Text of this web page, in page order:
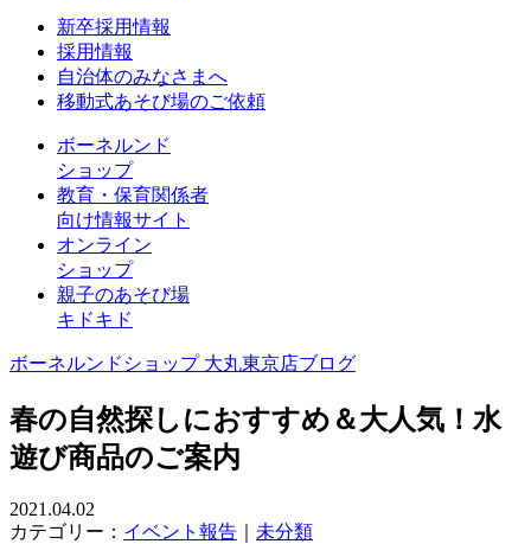
新卒採用情報
採用情報
自治体のみなさまへ
移動式あそび場のご依頼
ボーネルンド
ショップ
教育・保育関係者
向け情報サイト
オンライン
ショップ
親子のあそび場
キドキド
ボーネルンドショップ 大丸東京店ブログ
春の自然探しにおすすめ＆大人気！水
遊び商品のご案内
2021.04.02
カテゴリー： イベント報告 未分類